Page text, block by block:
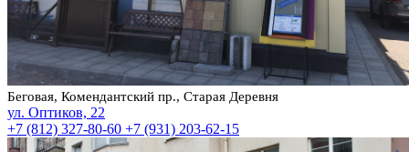
Беговая, Комендантский пр., Старая Деревня
ул. Оптиков, 22
+7 (812) 327-80-60 +7 (931) 203-62-15